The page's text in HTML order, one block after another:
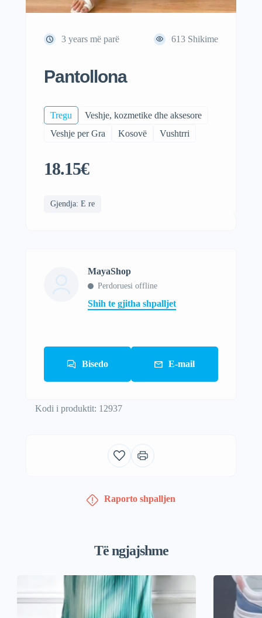
3 years më parë 613 Shikime
Pantollona
Tregu
Veshje, kozmetike dhe aksesore
Veshje per Gra
Kosovë Vushtrri
18.15€
Gjendja: E re
MayaShop
Perdoruesi offline
Shih te gjitha shpalljet
Bisedo E-mail
Kodi i produktit: 12937
Raporto shpalljen
Të ngjajshme